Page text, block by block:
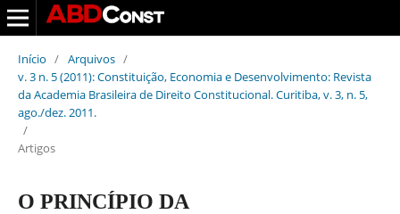
Início / Arquivos /
v. 3 n. 5 (2011): Constituição, Economia e Desenvolvimento: Revista
da Academia Brasileira de Direito Constitucional. Curitiba, v. 3, n. 5,
ago./dez. 2011.
/
Artigos
O PRINCÍPIO DA